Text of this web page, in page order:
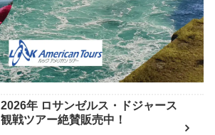
2026年 ロサンゼルス・ドジャース
観戦ツアー絶賛販売中！